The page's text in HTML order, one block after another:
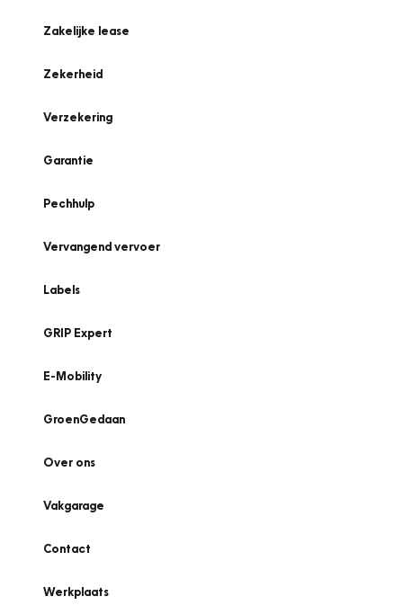
Zakelijke lease
Zekerheid
Verzekering
Garantie
Pechhulp
Vervangend vervoer
Labels
GRIP Expert
E-Mobility
GroenGedaan
Over ons
Vakgarage
Contact
Werkplaats